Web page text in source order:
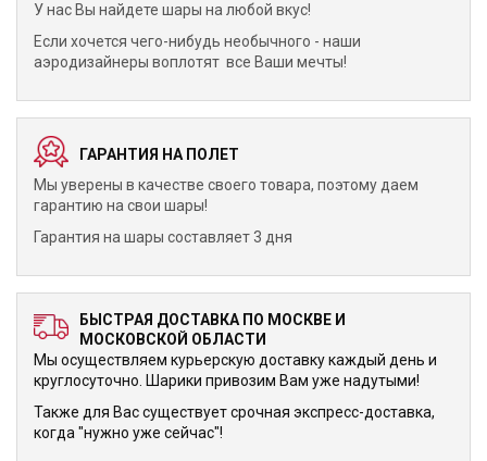
У нас Вы найдете шары на любой вкус!
Если хочется чего-нибудь необычного - наши
аэродизайнеры воплотят все Ваши мечты!
ГАРАНТИЯ НА ПОЛЕТ
Мы уверены в качестве своего товара, поэтому даем
гарантию на свои шары!
Гарантия на шары составляет 3 дня
БЫСТРАЯ ДОСТАВКА ПО МОСКВЕ И
МОСКОВСКОЙ ОБЛАСТИ
Мы осуществляем курьерскую доставку каждый день и
круглосуточно. Шарики привозим Вам уже надутыми!
Также для Вас существует срочная экспресс-доставка,
когда "нужно уже сейчас"!